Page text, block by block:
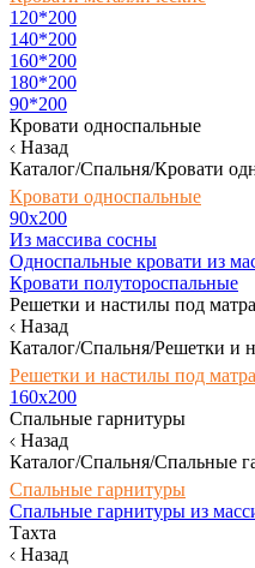
120*200
140*200
160*200
180*200
90*200
Кровати односпальные
Назад
Каталог/Спальня/Кровати
Кровати односпальные
90х200
Из массива сосны
Односпальные кровати из
Кровати полутороспальные
Решетки и настилы под
Назад
Каталог/Спальня/Решетки и
Решетки и настилы под
160х200
Спальные гарнитуры
Назад
Каталог/Спальня/Спальные
Спальные гарнитуры
Спальные гарнитуры из
Тахта
Назад